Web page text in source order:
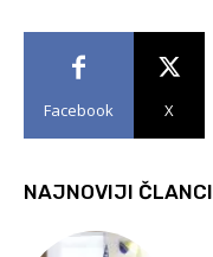
Facebook X
NAJNOVIJI ČLANCI